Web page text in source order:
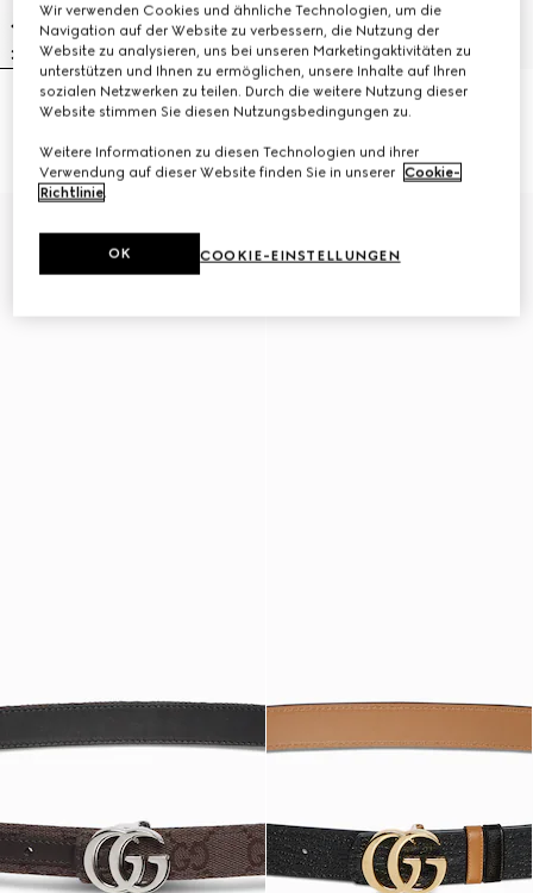
Wendbarer Cut GG Marmont
€ 440
Wendbarer GG Marmont Gürtel
Wir verwenden Cookies und ähnliche Technologien, um die
Navigation auf der Website zu verbessern, die Nutzung der
Website zu analysieren, uns bei unseren Marketingaktivitäten zu
unterstützen und Ihnen zu ermöglichen, unsere Inhalte auf Ihren
sozialen Netzwerken zu teilen. Durch die weitere Nutzung dieser
Website stimmen Sie diesen Nutzungsbedingungen zu.
Weitere Informationen zu diesen Technologien und ihrer
Verwendung auf dieser Website finden Sie in unserer Cookie-
Richtlinie.
COOKIE-EINSTELLUNGEN
OK